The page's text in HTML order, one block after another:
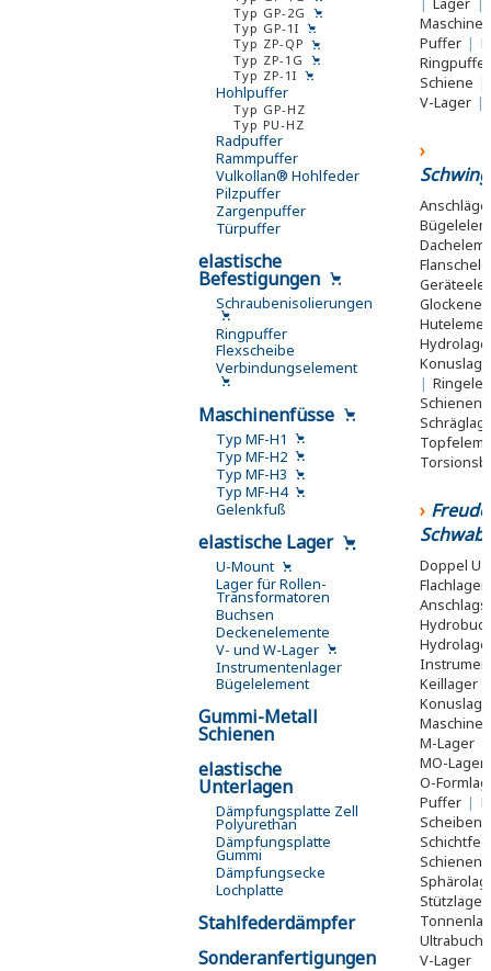
Typ GP-2G
Typ GP-1I
Typ ZP-QP
Typ ZP-1G
Typ ZP-1I
Hohlpuffer
Typ GP-HZ
Typ PU-HZ
Radpuffer
Rammpuffer
Vulkollan® Hohlfeder
Pilzpuffer
Zargenpuffer
Türpuffer
elastische
Befestigungen
Schraubenisolierungen
Ringpuffer
Flexscheibe
Verbindungselement
Maschinenfüsse
Typ MF-H1
Typ MF-H2
Typ MF-H3
Typ MF-H4
Gelenkfuß
elastische Lager
U-Mount
Lager für Rollen-
Transformatoren
Buchsen
Deckenelemente
V- und W-Lager
Instrumentenlager
Bügelelement
Gummi-Metall
Schienen
elastische
Unterlagen
Dämpfungsplatte Zell
Polyurethan
Dämpfungsplatte
Gummi
Dämpfungsecke
Lochplatte
Stahlfederdämpfer
Sonderanfertigungen
Puffer |
Schiene
V-Lager |
Anschläge
|
Schienen
Schwab
Doppel
Flachlager
Keillager
M-Lager
MO-Lager
O-
Puffer |
Scheiben
Schienen
Stützlager
V-Lager